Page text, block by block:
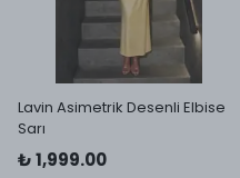
Lavin Asimetrik Desenli Elbise
Sarı
₺ 1,999.00